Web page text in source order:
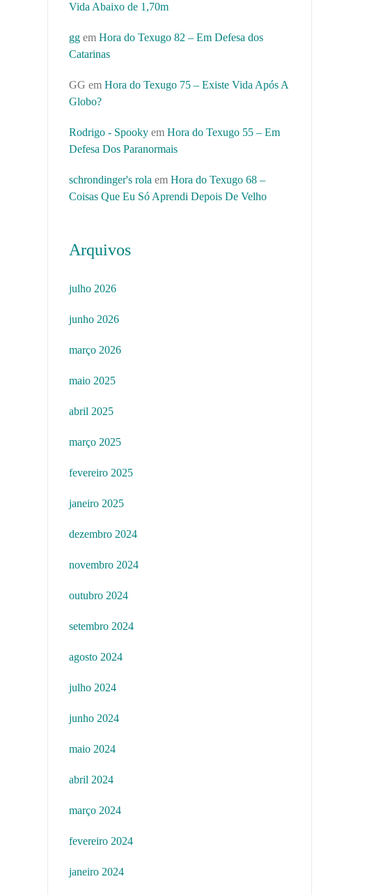
Vida Abaixo de 1,70m
gg em Hora do Texugo 82 – Em Defesa dos
Catarinas
GG em Hora do Texugo 75 – Existe Vida Após A
Globo?
Rodrigo - Spooky em Hora do Texugo 55 – Em
Defesa Dos Paranormais
schrondinger's rola em Hora do Texugo 68 –
Coisas Que Eu Só Aprendi Depois De Velho
Arquivos
julho 2026
junho 2026
março 2026
maio 2025
abril 2025
março 2025
fevereiro 2025
janeiro 2025
dezembro 2024
novembro 2024
outubro 2024
setembro 2024
agosto 2024
julho 2024
junho 2024
maio 2024
abril 2024
março 2024
fevereiro 2024
janeiro 2024